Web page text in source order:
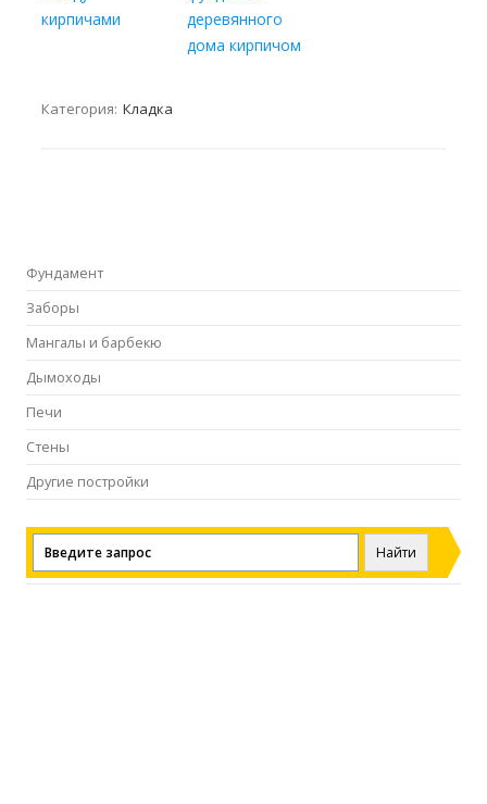
кирпичами
деревянного
дома кирпичом
Категория: Кладка
Фундамент
Заборы
Мангалы и барбекю
Дымоходы
Печи
Стены
Другие постройки